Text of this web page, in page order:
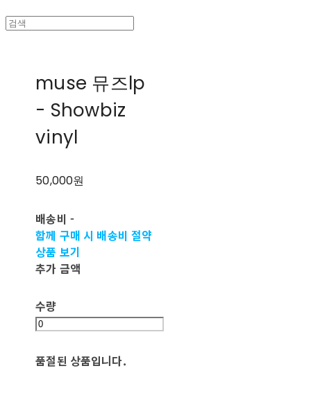
muse 뮤즈lp
- Showbiz
vinyl
50,000원
배송비 -
함께 구매 시 배송비 절약
상품 보기
추가 금액
수량
품절된 상품입니다.